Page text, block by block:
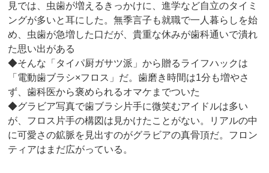
見では、虫歯が増えるきっかけに、進学など自立のタイミ
ングが多いと耳にした。無季言子も就職で一人暮らしを始
め、虫歯が急増した口だが、貴重な休みが歯科通いで潰れ
た思い出がある
◆そんな「タイパ厨ガサツ派」から贈るライフハックは
「電動歯ブラシ×フロス」だ。歯磨き時間は1分も増やさ
ず、歯科医から褒められるオマケまでついた
◆グラビア写真で歯ブラシ片手に微笑むアイドルは多い
が、フロス片手の構図は見かけたことがない。リアルの中
に可愛さの鉱脈を見出すのがグラビアの真骨頂だ。フロン
ティアはまだ広がっている。